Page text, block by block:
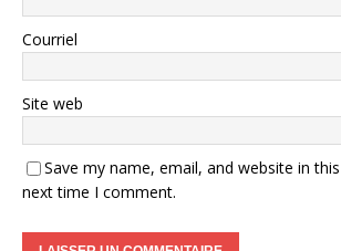
Courriel
Site web
Save my name, email, and website in
next time I comment.